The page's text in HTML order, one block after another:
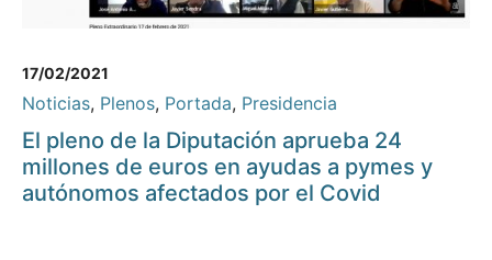
17/02/2021
Noticias, Plenos, Portada, Presidencia
El pleno de la Diputación aprueba 24
millones de euros en ayudas a pymes y
autónomos afectados por el Covid